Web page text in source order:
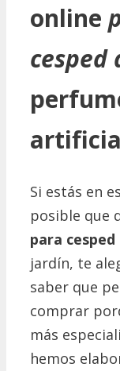
online
Si estás en
posible que
para
jardín, te
saber que
comprar
más
hemos